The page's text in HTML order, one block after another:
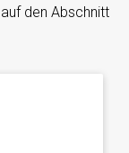
den Abschnitt